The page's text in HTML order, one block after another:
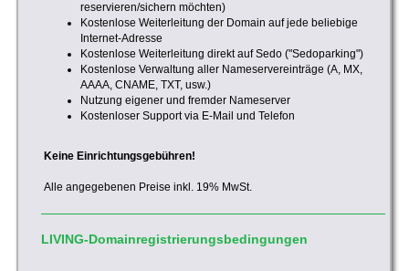
reservieren/sichern möchten)
Kostenlose Weiterleitung der Domain auf jede beliebige
Internet-Adresse
Kostenlose Weiterleitung direkt auf Sedo ("Sedoparking")
Kostenlose Verwaltung aller Nameservereinträge (A, MX,
AAAA, CNAME, TXT, usw.)
Nutzung eigener und fremder Nameserver
Kostenloser Support via E-Mail und Telefon
Keine Einrichtungsgebühren!
Alle angegebenen Preise inkl. 19% MwSt.
LIVING-Domainregistrierungsbedingungen